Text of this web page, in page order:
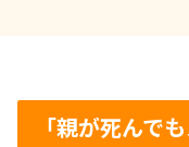
「親が死んで